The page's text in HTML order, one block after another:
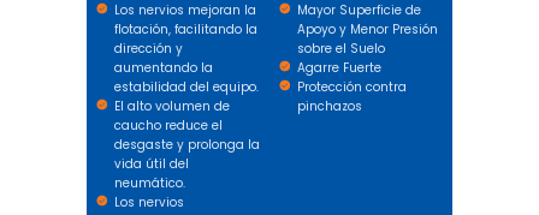
Los nervios mejoran la
flotación, facilitando la
dirección y
aumentando la
estabilidad del equipo.
El alto volumen de
caucho reduce el
desgaste y prolonga la
vida útil del
neumático.
Los nervios
Mayor Superficie de
Apoyo y Menor Presión
sobre el Suelo
Agarre Fuerte
Protección contra
pinchazos